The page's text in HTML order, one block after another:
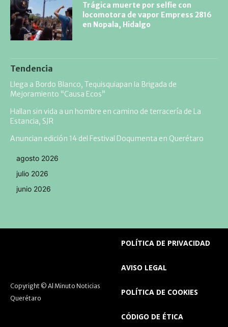
Trágica muerte por selfie con
locomotora de vapor Empress 2816
en Nopala, Hidalgo
Tendencia
Llega a Bordo Blanco, Tequisquiapan la Brigada de
Mejoramiento “Causa Ecos”
Hallan sin vida a un hombre en camino de terracería de La
Estancia, SJR
Anuncian edición 14 del Festival Doqumenta en Querétaro
agosto 2026
julio 2026
junio 2026
Copyright © Al Minuto Noticias
Querétaro
POLÍTICA DE PRIVACIDAD
AVISO LEGAL
POLÍTICA DE COOKIES
CÓDIGO DE ÉTICA